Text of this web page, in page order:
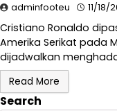
adminfooteu 11/18/
Cristiano Ronaldo
Amerika Serikat pada
dijadwalkan
Read More
Search